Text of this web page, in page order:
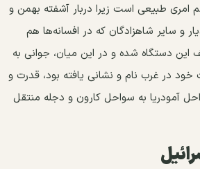
امری طبیعی است زیرا دربار آشفته بهمن و
و سایر شاهزادگان که در افسانه‌ها هم
دستگاه شده و در این میان، جوانی به
خود در غرب نام و نشانی یافته بود، قدرت و
آمودریا به سواحل کارون و دجله منتقل